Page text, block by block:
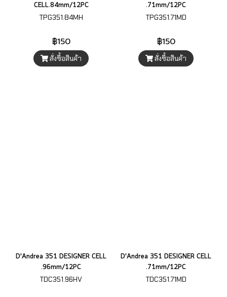
CELL.84mm/12PC
TPG351.84MH
฿150
สั่งซื้อสินค้า
.71mm/12PC
TPG351.71MD
฿150
สั่งซื้อสินค้า
D'Andrea 351 DESIGNER CELL
.96mm/12PC
TDC351.96HV
D'Andrea 351 DESIGNER CELL
.71mm/12PC
TDC351.71MD